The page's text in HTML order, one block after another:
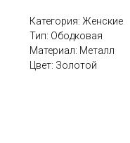
Категория: Женские
Тип: Ободковая
Материал: Металл
Цвет: Золотой